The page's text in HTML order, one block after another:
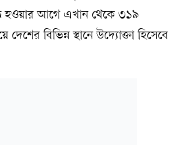
হওয়ার আগে এখান থেকে ৩১৯
দেশের বিভিন্ন স্থানে উদ্যোক্তা হিসেবে